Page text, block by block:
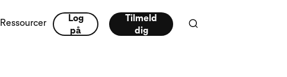
Ressourcer
Log
på
Tilmeld
dig